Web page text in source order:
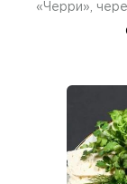
«Черри»,